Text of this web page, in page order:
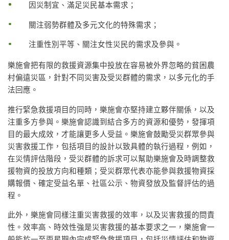
因災制宜、滿足災民基本需求；
關注弱勢群體及多元文化的特殊需求；
注重性別平等、關注女性災民的需求及參與。
樂施會把有限的救援資源集中投放在容易被外界忽略的貧困農
村偏遠災區，針對不同災害及受災群體的需求，以多元化的手
法回應。
推行緊急救援項目的同時，樂施會亦堅持建立夥伴關係，以及
注重多方參與。樂施會認識到結合多方的資源和優勢，發揮項
目的最大成效，才能讓更多人受益。樂施會鼓勵受災群眾參與
災害救援工作，包括項目的設計以致具體的執行過程，例如，
在災情評估階段，受災群體的訴求可以幫助樂施會及時調整救
援物資的投放方向和種類；受災群眾代表亦能參與救援物資採
購報價、確定受益名單、社區公示、物資發放及監督評估的過
程。
此外，樂施會同樣注重災害救援的效率，以及災害救援的問責
性。效率高、時效性強是災害救援的基本要求之一，樂施會一